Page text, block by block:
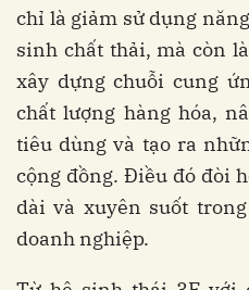
chỉ là giảm sử dụng
sinh chất thải, mà còn
xây dựng chuỗi cung
chất lượng hàng hóa,
tiêu dùng và tạo ra
cộng đồng. Điều đó đòi
dài và xuyên suốt
doanh nghiệp.